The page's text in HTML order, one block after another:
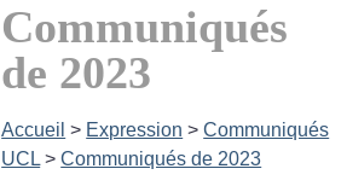
Communiqués
de 2023
Accueil > Expression >Communiqués
UCL >Communiqués de 2023